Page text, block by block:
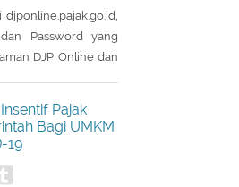
Password yang
DJP Online dan
Utama, kemudian
masuk menu
kemudian pilih
Pajak
Bagi UMKM
19